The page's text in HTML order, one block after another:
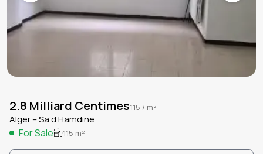
2.8 Milliard Centimes115 / m²
Alger – Saïd Hamdine
For Sale 115 m²